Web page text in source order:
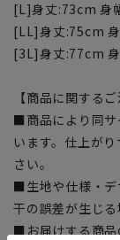
[L]身丈:73cm 身
[LL]身丈:75cm
[3L]身丈:77cm
【商品に関するご
■商品により同サ
います。仕上が
さい。
■生地や仕様・デ
干の誤差が生じる
■お届けする商品